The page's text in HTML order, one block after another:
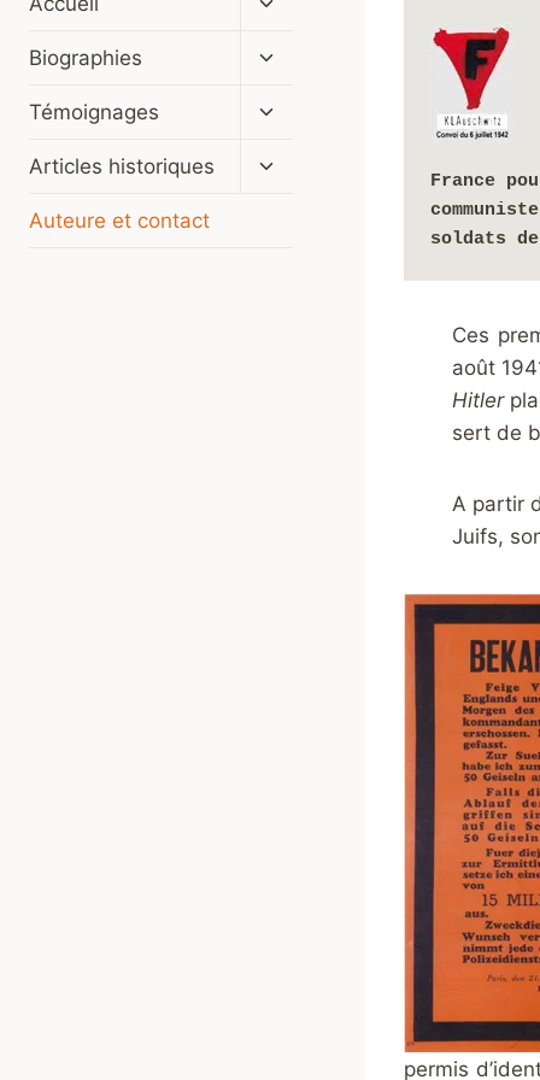
France
soldats
Ces
août
Hitler
sert de
A partir
Juifs,
permis
menu
Biographies
Ouvrir/fermer
menu
Témoignages
Ouvrir/fermer
menu
Articles historiques
Ouvrir/fermer
Auteure et contact